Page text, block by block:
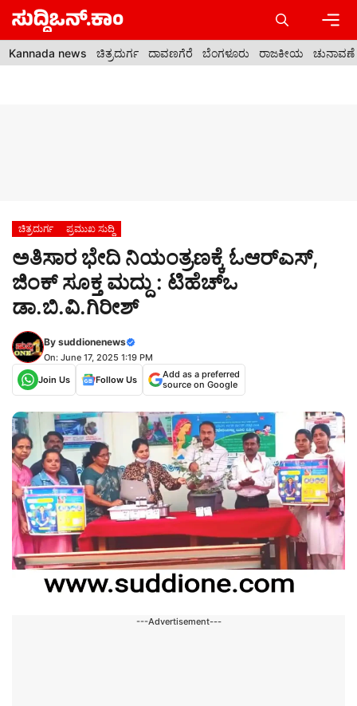
Skip
content
Kannada news ಚಿತ್ರದುರ್ಗ ದಾವಣಗೆರೆ ಬೆಂಗಳೂರು ರಾಜಕೀಯ ಚುನಾವಣೆ
ಚಿತ್ರದುರ್ಗ ಪ್ರಮುಖ ಸುದ್ದಿ
ಅತಿಸಾರ ಭೇದಿ ನಿಯಂತ್ರಣಕ್ಕೆ ಓಆರ್‍ಎಸ್,
ಜಿಂಕ್ ಸೂಕ್ತ ಮದ್ದು : ಟಿಹೆಚ್‍ಒ
ಡಾ.ಬಿ.ವಿ.ಗಿರೀಶ್
By suddionenews
On: June 17, 2025 1:19 PM
Join Us
Follow Us
Add as a preferred
source on Google
---Advertisement---